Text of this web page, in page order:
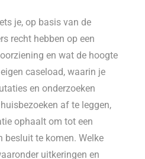
je, op basis van de
recht hebben op een
en wat de hoogte
caseload, waarin je
en onderzoeken
af te leggen,
ophaalt om tot een
besluit te komen. Welke
uitkeringen en